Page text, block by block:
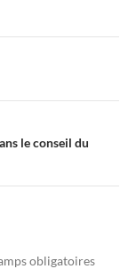
le conseil du
obligatoires